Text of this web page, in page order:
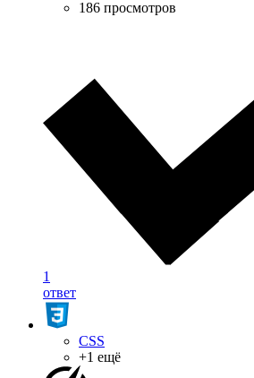
186 просмотров
1
ответ
CSS
+1 ещё